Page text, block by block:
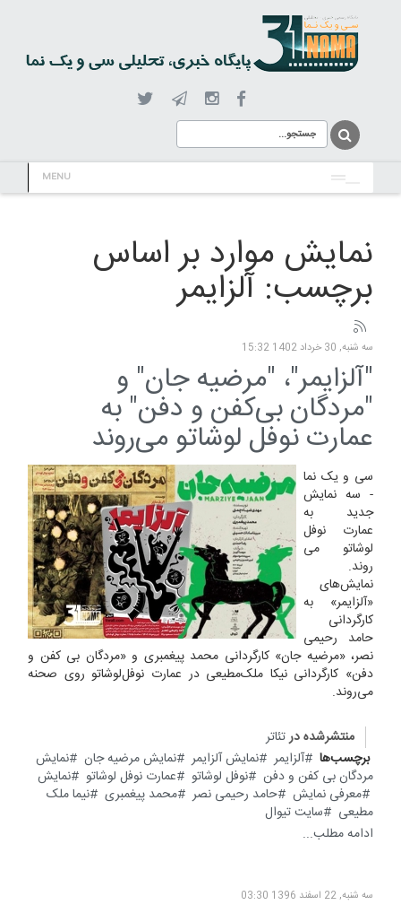
MENU
نمایش موارد بر اساس
برچسب: آلزایمر
سه شنبه, 30 خرداد 1402 15:32
"آلزایمر"، "مرضیه جان" و
"مردگان بی‌کفن و دفن" به
عمارت نوفل لوشاتو می‌روند
سی و یک نما
- سه نمایش
جدید به
عمارت نوفل
لوشاتو می
روند.
نمایش‌های
«‌آلزایمر» به
کارگردانی
حامد رحیمی
نصر، «مرضیه جان» کارگردانی محمد ‌پیغمبری و «مردگان بی کفن و
دفن» کارگردانی نیکا ‌ملک‌‌مطیعی در عمارت نوفل‌لوشاتو روی صحنه
می‌روند.
منتشرشده درتئاتر
برچسب‌ها
آلزایمر نمایش آلزایمر نمایش مرضیه جان
نمایش
مردگان بی کفن و دفن
نوفل لوشاتو عمارت نوفل لوشاتو
نمایش
معرفی نمایش
حامد رحیمی نصر محمد پیغمبری
نیما ملک
مطیعی
سایت تیوال
ادامه مطلب...
سه شنبه, 22 اسفند 1396 03:30